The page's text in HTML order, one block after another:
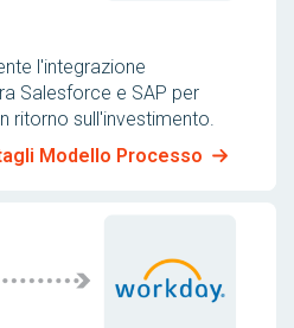
l'integrazione
Salesforce e SAP per
ritorno sull'investimento.
Modello Processo